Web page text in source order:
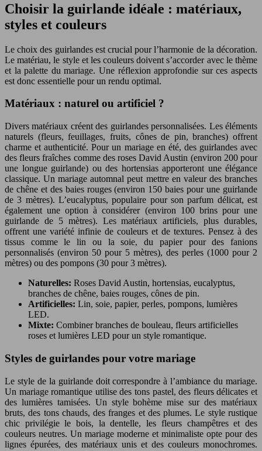
Choisir la guirlande idéale : matériaux,
styles et couleurs
Le choix des guirlandes est crucial pour l’harmonie de la décoration.
Le matériau, le style et les couleurs doivent s’accorder avec le thème
et la palette du mariage. Une réflexion approfondie sur ces aspects
est donc essentielle pour un rendu optimal.
Matériaux : naturel ou artificiel ?
Divers matériaux créent des guirlandes personnalisées. Les éléments
naturels (fleurs, feuillages, fruits, cônes de pin, branches) offrent
charme et authenticité. Pour un mariage en été, des guirlandes avec
des fleurs fraîches comme des roses David Austin (environ 200 pour
une longue guirlande) ou des hortensias apporteront une élégance
classique. Un mariage automnal peut mettre en valeur des branches
de chêne et des baies rouges (environ 150 baies pour une guirlande
de 3 mètres). L’eucalyptus, populaire pour son parfum délicat, est
également une option à considérer (environ 100 brins pour une
guirlande de 5 mètres). Les matériaux artificiels, plus durables,
offrent une variété infinie de couleurs et de textures. Pensez à des
tissus comme le lin ou la soie, du papier pour des fanions
personnalisés (environ 50 pour 5 mètres), des perles (1000 pour 2
mètres) ou des pompons (30 pour 3 mètres).
Naturelles: Roses David Austin, hortensias, eucalyptus,
branches de chêne, baies rouges, cônes de pin.
Artificielles: Lin, soie, papier, perles, pompons, lumières
LED.
Mixte: Combiner branches de bouleau, fleurs artificielles
roses et lumières LED pour un style romantique.
Styles de guirlandes pour votre mariage
Le style de la guirlande doit correspondre à l’ambiance du mariage.
Un mariage romantique utilise des tons pastel, des fleurs délicates et
des lumières tamisées. Un style bohème mise sur des matériaux
bruts, des tons chauds, des franges et des plumes. Le style rustique
chic privilégie le bois, la dentelle, les fleurs champêtres et des
couleurs neutres. Un mariage moderne et minimaliste opte pour des
lignes épurées, des matériaux unis et des couleurs monochromes.